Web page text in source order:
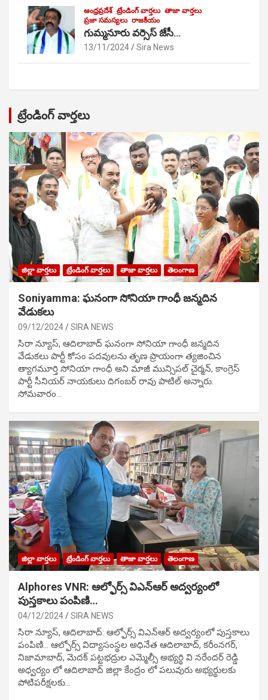
ఆంధ్రప్రదేశ్ ట్రేండింగ్ వార్తలు తాజా వార్తలు
ప్రజా సమస్యలు రాజకీయం
గుమ్మనూరు వర్సెస్ జేసీ…
13/11/2024 Sira News
ట్రేండింగ్ వార్తలు
జిల్లా వార్తలు ట్రేండింగ్ వార్తలు తాజా వార్తలు తెలంగాణ
Soniyamma: ఘ‌నంగా సోనియా గాంధీ జ‌న్మ‌దిన
వేడుక‌లు
09/12/2024 SIRA NEWS
సిరా న్యూస్, ఆదిలాబాద్ ఘ‌నంగా సోనియా గాంధీ జ‌న్మ‌దిన
వేడుక‌లు పార్టీ కోసం ప‌ద‌వుల‌ను తృణ ప్రాయంగా త్య‌జించిన
త్యాగమూర్తి సోనియా గాంధీ అని మాజీ మున్సిప‌ల్ చైర్మ‌న్, కాంగ్రెస్
పార్టీ సీనియ‌ర్ నాయ‌కులు దిగంబ‌ర్ రావు పాటిల్ అన్నారు.
సోమవారం…
జిల్లా వార్తలు ట్రేండింగ్ వార్తలు తాజా వార్తలు తెలంగాణ
Alphores VNR: ఆల్ఫోర్స్ విఎన్ఆర్ అద్వర్యంలో
పుస్తకాలు పంపిణి…
04/12/2024 SIRA NEWS
సిరా న్యూస్, ఆదిలాబాద్: ఆల్ఫోర్స్ విఎన్ఆర్ అద్వర్యంలో పుస్తకాలు
పంపిణి… ఆల్ఫోర్స్ విద్యాసంస్థల అధినేత ఆదిలాబాద్, కరీంనగర్,
నిజామాబాద్, మెదక్ పట్టభద్రుల ఎమ్మెల్సీ అభ్యర్థి వి నరేందర్ రెడ్డి
అధ్వర్యం లో ఆదిలాబాద్ జిల్లా కేంద్రం లో పలువురు అభ్యర్థులకు
పోటిప‌రీక్ష‌ల‌కు…